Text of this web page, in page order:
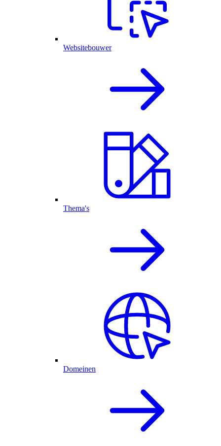
Websitebouwer
Thema's
Domeinen